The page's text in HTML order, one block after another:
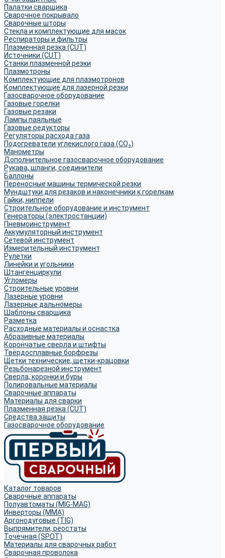
Палатки сварщика
Сварочное покрывало
Сварочные шторы
Стекла и комплектующие для масок
Респираторы и фильтры
Плазменная резка (CUT)
Источники (CUT)
Станки плазменной резки
Плазмотроны
Комплектующие для плазмотронов
Комплектующие для лазерной резки
Газосварочное оборудование
Газовые горелки
Газовые резаки
Лампы паяльные
Газовые редукторы
Регуляторы расхода газа
Подогреватели углекислого газа (CO₂)
Манометры
Дополнительное газосварочное оборудование
Рукава, шланги, соединители
Баллоны
Переносные машины термической резки
Мундштуки для резаков и наконечники к горелкам
Гайки, ниппели
Строительное оборудование и инструмент
Генераторы (электростанции)
Пневмоинструмент
Аккумуляторный инструмент
Сетевой инструмент
Измерительный инструмент
Рулетки
Линейки и угольники
Штангенциркули
Угломеры
Строительные уровни
Лазерные уровни
Лазерные дальномеры
Шаблоны сварщика
Разметка
Расходные материалы и оснастка
Абразивные материалы
Корончатые сверла и штифты
Твёрдосплавные борфрезы
Щетки технические, щетки-крацовки
Резьбонарезной инструмент
Сверла, коронки и буры
Полировальные материалы
Сварочные аппараты
Материалы для сварки
Плазменная резка (CUT)
Средства защиты
Газосварочное оборудование
Каталог товаров
Сварочные аппараты
Полуавтоматы (MIG-MAG)
Инверторы (MMA)
Аргонодуговые (TIG)
Выпрямители, реостаты
Точечная (SPOT)
Материалы для сварочных работ
Сварочная проволока